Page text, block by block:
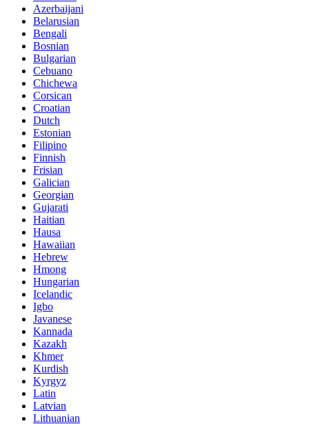
Azerbaijani
Belarusian
Bengali
Bosnian
Bulgarian
Cebuano
Chichewa
Corsican
Croatian
Dutch
Estonian
Filipino
Finnish
Frisian
Galician
Georgian
Gujarati
Haitian
Hausa
Hawaiian
Hebrew
Hmong
Hungarian
Icelandic
Igbo
Javanese
Kannada
Kazakh
Khmer
Kurdish
Kyrgyz
Latin
Latvian
Lithuanian